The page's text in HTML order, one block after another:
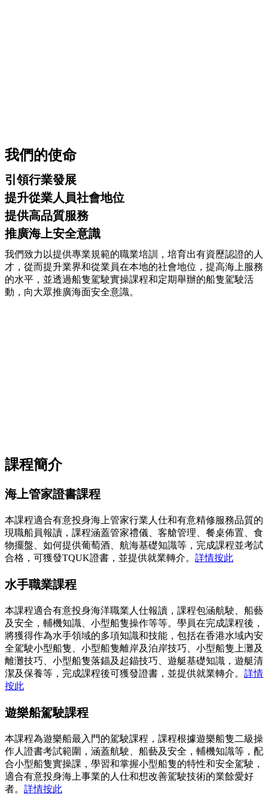
我們的使命
引領行業發展
提升從業人員社會地位
提供高品質服務
推廣海上安全意識
我們致力以提供專業規範的職業培訓，培育出有資歷認證的人
才，從而提升業界和從業員在本地的社會地位，提高海上服務
的水平，並透過船隻駕駛實操課程和定期舉辦的船隻駕駛活
動，向大眾推廣海面安全意識。
課程簡介
海上管家證書課程
本課程適合有意投身海上管家行業人仕和有意精修服務品質的
現職船員報讀，課程涵蓋管家禮儀、客艙管理、餐桌佈置、食
物擺盤、如何提供葡萄酒、航海基礎知識等，完成課程並考試
合格，可獲發TQUK證書，並提供就業轉介。 詳情按此
水手職業課程
本課程適合有意投身海洋職業人仕報讀，課程包涵航駛、船藝
及安全，輔機知識、小型船隻操作等等。學員在完成課程後，
將獲得作為水手領域的多項知識和技能，包括在香港水域內安
全駕駛小型船隻、小型船隻離岸及泊岸技巧、小型船隻上灘及
離灘技巧、小型船隻落錨及起錨技巧、遊艇基礎知識，遊艇清
潔及保養等，完成課程後可獲發證書，並提供就業轉介。 詳情
按此
遊樂船駕駛課程
本課程為遊樂船最入門的駕駛課程，課程根據遊樂船隻二級操
作人證書考試範圍，涵蓋航駛、船藝及安全，輔機知識等，配
合小型船隻實操課，學習和掌握小型船隻的特性和安全駕駛，
適合有意投身海上事業的人仕和想改善駕駛技術的業餘愛好
者。 詳情按此